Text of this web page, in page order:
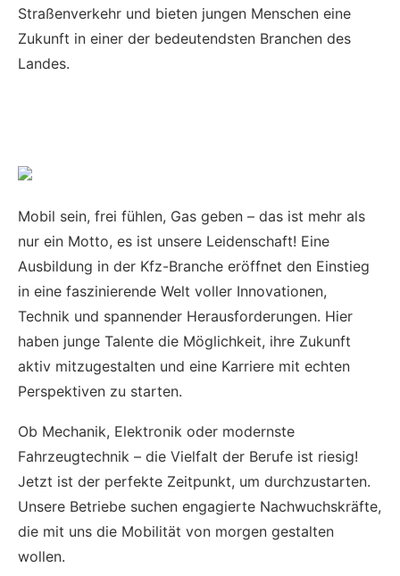
Straßenverkehr und bieten jungen Menschen eine
Zukunft in einer der bedeutendsten Branchen des
Landes.
Mobil sein, frei fühlen, Gas geben – das ist mehr als
nur ein Motto, es ist unsere Leidenschaft! Eine
Ausbildung in der Kfz-Branche eröffnet den Einstieg
in eine faszinierende Welt voller Innovationen,
Technik und spannender Herausforderungen. Hier
haben junge Talente die Möglichkeit, ihre Zukunft
aktiv mitzugestalten und eine Karriere mit echten
Perspektiven zu starten.
Ob Mechanik, Elektronik oder modernste
Fahrzeugtechnik – die Vielfalt der Berufe ist riesig!
Jetzt ist der perfekte Zeitpunkt, um durchzustarten.
Unsere Betriebe suchen engagierte Nachwuchskräfte,
die mit uns die Mobilität von morgen gestalten
wollen.